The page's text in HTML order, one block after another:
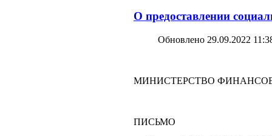
О предоставлении
Обновлено 29.09.2022
МИНИСТЕРСТВО
ПИСЬМО